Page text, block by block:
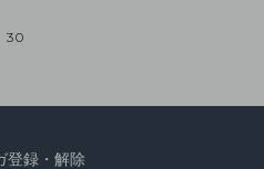
30
登録・解除